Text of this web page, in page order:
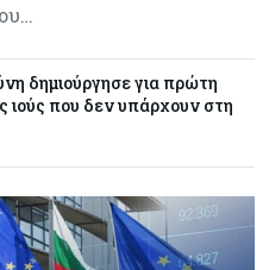
φωτοβολταϊκά στις
επιδότησή τους
ακρίβεια
δημιούργησε για πρώτη
ιούς που δεν υπάρχουν στη